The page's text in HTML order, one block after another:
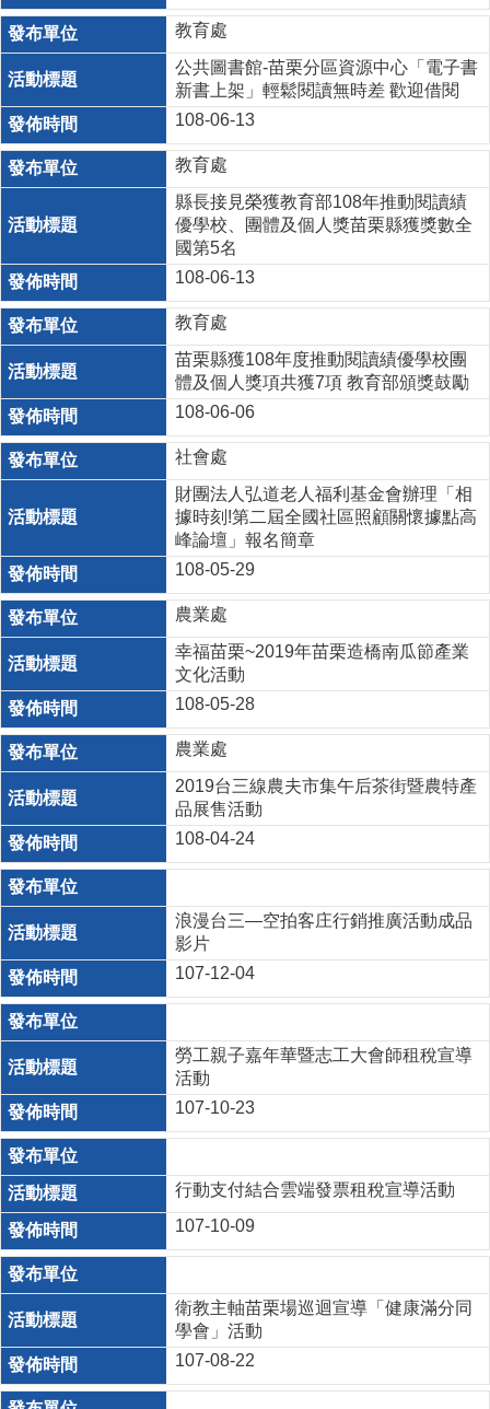
教育處
公共圖書館-苗栗分區資源中心「電子書
新書上架」輕鬆閱讀無時差 歡迎借閱
108-06-13
教育處
縣長接見榮獲教育部108年推動閱讀績
優學校、團體及個人獎苗栗縣獲獎數全
國第5名
108-06-13
教育處
苗栗縣獲108年度推動閱讀績優學校團
體及個人獎項共獲7項 教育部頒獎鼓勵
108-06-06
社會處
財團法人弘道老人福利基金會辦理「相
據時刻!第二屆全國社區照顧關懷據點高
峰論壇」報名簡章
108-05-29
農業處
幸福苗栗~2019年苗栗造橋南瓜節產業
文化活動
108-05-28
農業處
2019台三線農夫市集午后茶街暨農特產
品展售活動
108-04-24
浪漫台三—空拍客庄行銷推廣活動成品
影片
107-12-04
勞工親子嘉年華暨志工大會師租稅宣導
活動
107-10-23
行動支付結合雲端發票租稅宣導活動
107-10-09
衛教主軸苗栗場巡迴宣導「健康滿分同
學會」活動
107-08-22